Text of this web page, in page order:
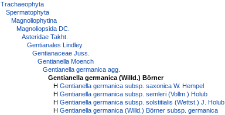
Trachaeophyta
Spermatophyta
Magnoliophytina
Magnoliopsida DC.
Asteridae Takht.
Gentianales Lindley
Gentianaceae Juss.
Gentianella Moench
Gentianella germanica agg.
Gentianella germanica (Willd.) Börner
H Gentianella germanica subsp. saxonica W. Hempel
H Gentianella germanica subsp. semleri (Vollm.) Holub
H Gentianella germanica subsp. solstitialis (Wettst.) J. Holub
H Gentianella germanica (Willd.) Börner subsp. germanica